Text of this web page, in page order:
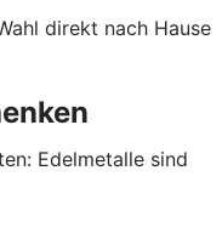
direkt nach Hause
Edelmetalle sind